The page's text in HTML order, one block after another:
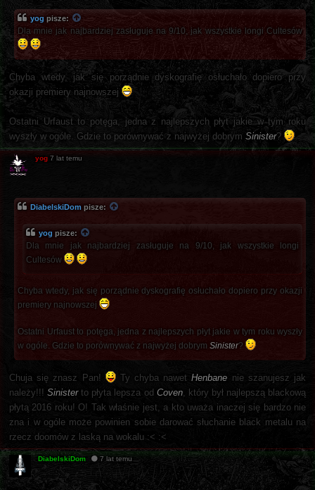
yog pisze:
Dla mnie jak najbardziej zasługuje na 9/10, jak wszystkie longi Cultesów
Chyba wtedy, jak się porządnie dyskografię osłuchało dopiero przy
okazji premiery najnowszej
Ostatni Urfaust to potęga, jedna z najlepszych płyt jakie w tym roku
wyszły w ogóle. Gdzie to porównywać z najwyżej dobrym Sinister?
yog 7 lat temu
DiabelskiDom pisze:
yog pisze:
Dla mnie jak najbardziej zasługuje na 9/10, jak wszystkie longi
Cultesów
Chyba wtedy, jak się porządnie dyskografię osłuchało dopiero przy okazji
premiery najnowszej
Ostatni Urfaust to potęga, jedna z najlepszych płyt jakie w tym roku wyszły
w ogóle. Gdzie to porównywać z najwyżej dobrym Sinister?
Chuja się znasz Pan! Ty chyba nawetHenbane nie szanujesz jak
należy!!!Sinisterto płyta lepsza od Coven, który był najlepszą blackową
płytą 2016 roku! O! Tak właśnie jest, a kto uważa inaczej się bardzo nie
zna i w ogóle może powinien sobie darować słuchanie black metalu na
rzecz doomów z laską na wokalu :< :<
DiabelskiDom 7 lat temu